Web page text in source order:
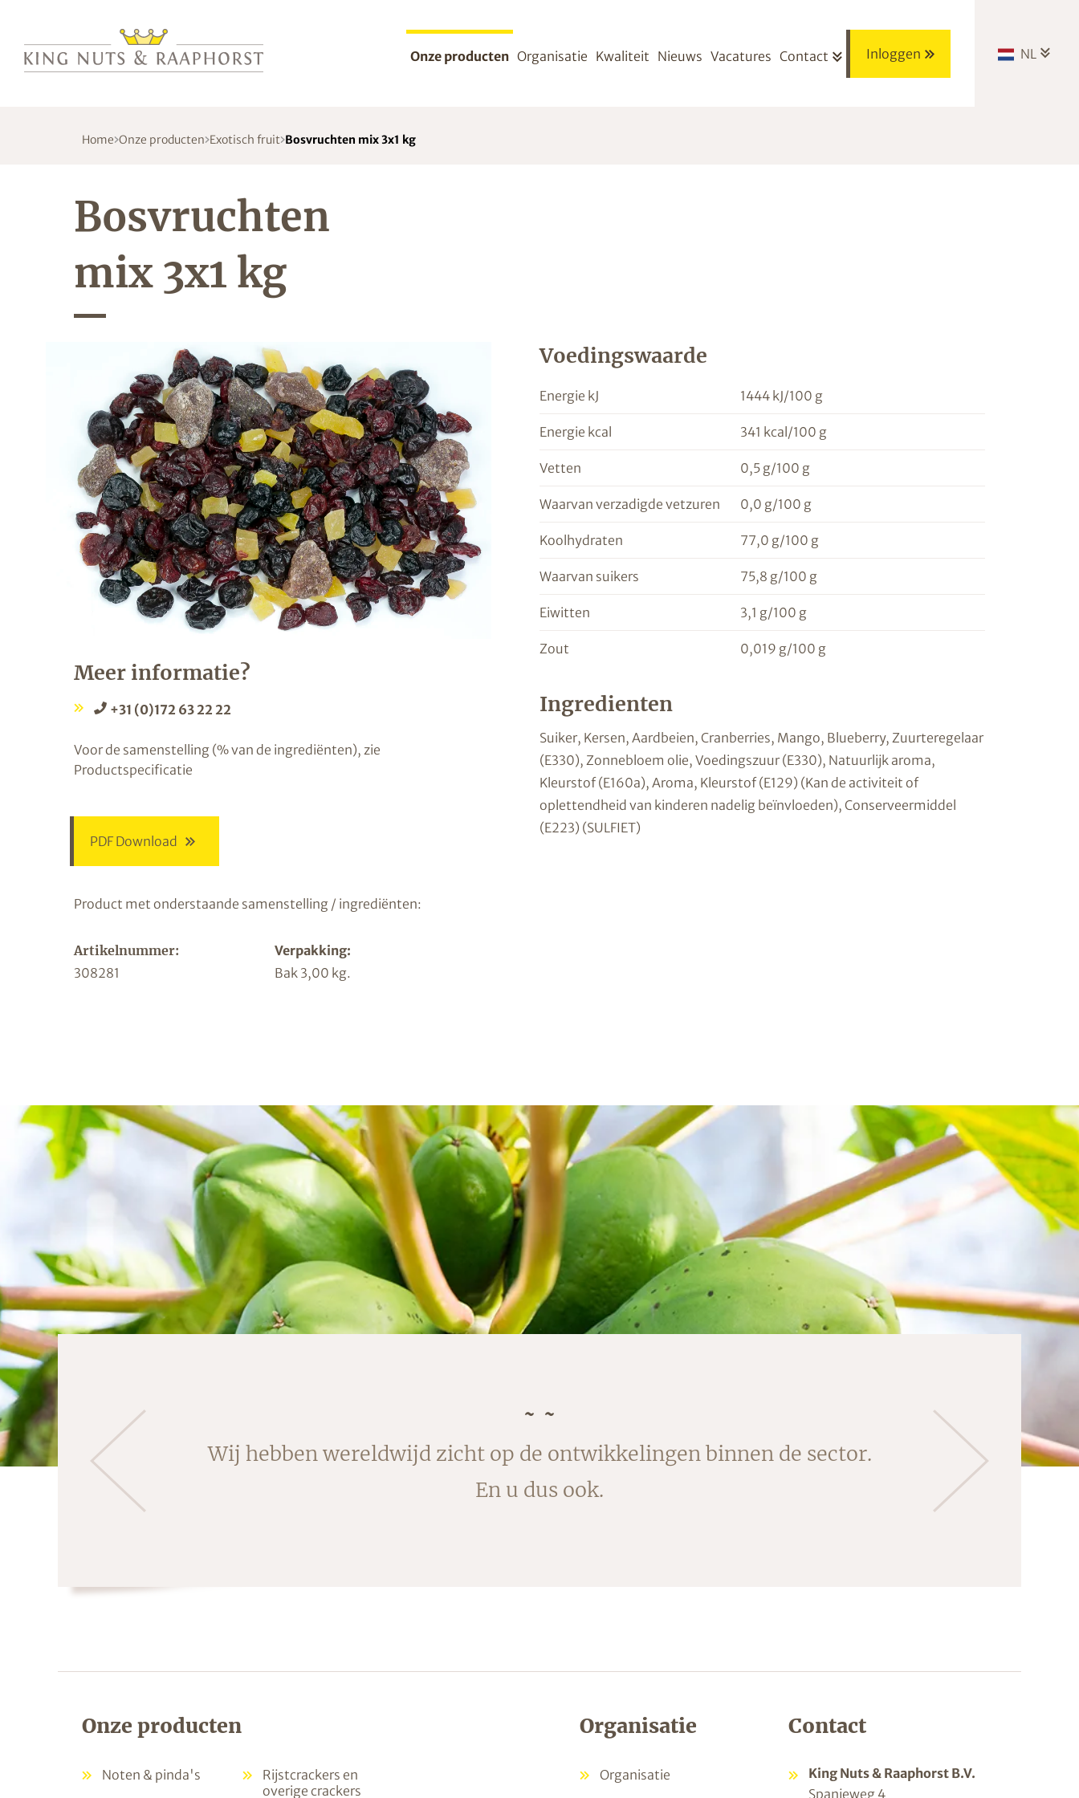
Onze producten Organisatie Kwaliteit Nieuws Vacatures Contact Inloggen NL
Home Onze producten Exotisch fruit Bosvruchten mix 3x1 kg
Bosvruchten
mix 3x1 kg
Meer informatie?
+31 (0)172 63 22 22
Voor de samenstelling (% van de ingrediënten), zie
Productspecificatie
PDF Download
Product met onderstaande samenstelling / ingrediënten:
Artikelnummer:
Verpakking:
308281
Bak 3,00 kg.
Voedingswaarde
Energie kJ 1444 kJ/100 g
Energie kcal 341 kcal/100 g
Vetten 0,5 g/100 g
Waarvan verzadigde vetzuren 0,0 g/100 g
Koolhydraten 77,0 g/100 g
Waarvan suikers 75,8 g/100 g
Eiwitten 3,1 g/100 g
Zout 0,019 g/100 g
Ingredienten
Suiker, Kersen, Aardbeien, Cranberries, Mango, Blueberry, Zuurteregelaar
(E330), Zonnebloem olie, Voedingszuur (E330), Natuurlijk aroma,
Kleurstof (E160a), Aroma, Kleurstof (E129) (Kan de activiteit of
oplettendheid van kinderen nadelig beïnvloeden), Conserveermiddel
(E223) (SULFIET)
Wij hebben wereldwijd zicht op de ontwikkelingen binnen de sector.
En u dus ook.
Onze producten
Noten & pinda's
Rijstcrackers en
overige crackers
Contact
King Nuts & Raaphorst B.V.
Spanjeweg 4
Organisatie
Organisatie